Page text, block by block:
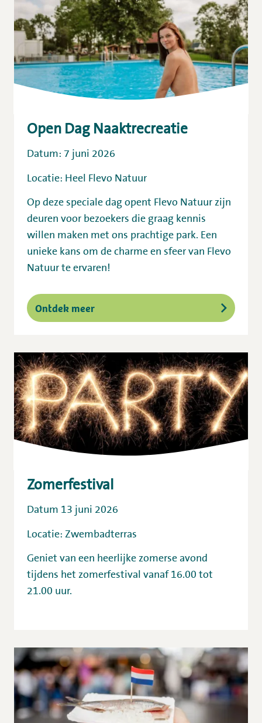
Open Dag Naaktrecreatie
Datum: 7 juni 2026
Locatie: Heel Flevo Natuur
Op deze speciale dag opent Flevo Natuur zijn
deuren voor bezoekers die graag kennis
willen maken met ons prachtige park. Een
unieke kans om de charme en sfeer van Flevo
Natuur te ervaren!
Ontdek meer
Zomerfestival
Datum 13 juni 2026
Locatie: Zwembadterras
Geniet van een heerlijke zomerse avond
tijdens het zomerfestival vanaf 16.00 tot
21.00 uur.